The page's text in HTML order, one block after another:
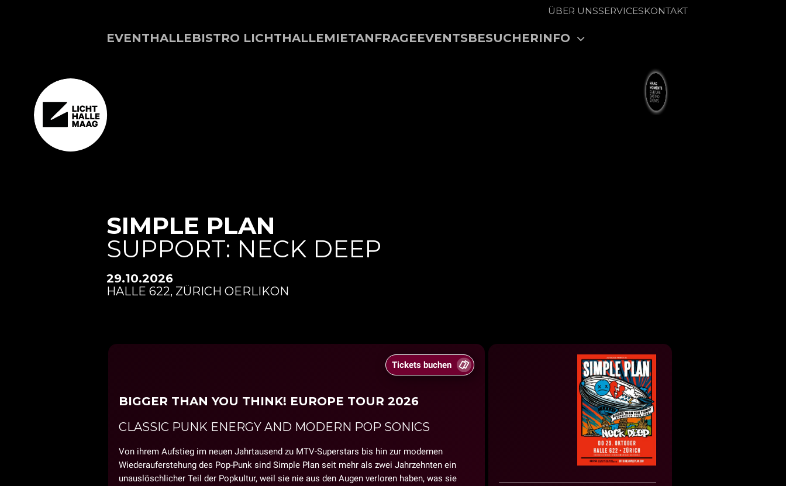
ÜBER UNSSERVICESKONTAKT
EVENTHALLEBISTRO LICHTHALLEMIETANFRAGEEVENTSBESUCHERINFO
SIMPLE PLAN
SUPPORT: NECK DEEP
29.10.2026
HALLE 622, ZÜRICH OERLIKON
Tickets buchen
BIGGER THAN YOU THINK! EUROPE TOUR 2026
CLASSIC PUNK ENERGY AND MODERN POP SONICS
Von ihrem Aufstieg im neuen Jahrtausend zu MTV-Superstars bis hin zur modernen
Wiederauferstehung des Pop-Punk sind Simple Plan seit mehr als zwei Jahrzehnten ein
unauslöschlicher Teil der Popkultur, weil sie nie aus den Augen verloren haben, was sie